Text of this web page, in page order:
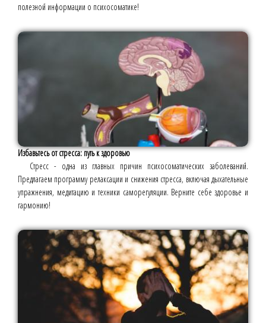
полезной информации о психосоматике!
Избавьтесь от стресса: путь к здоровью
Стресс - одна из главных причин психосоматических заболеваний.
Предлагаем программу релаксации и снижения стресса, включая дыхательные
упражнения, медитацию и техники саморегуляции. Верните себе здоровье и
гармонию!